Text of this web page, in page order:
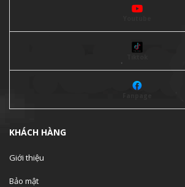
KHÁCH HÀNG
Giới thiệu
Bảo mật